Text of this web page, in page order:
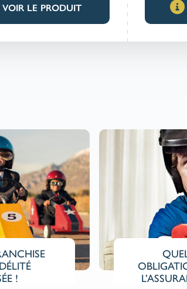
VOIR LE PRODUIT
QUELLES SONT
OBLIGATIONS
L’ASSURANCE AUTO